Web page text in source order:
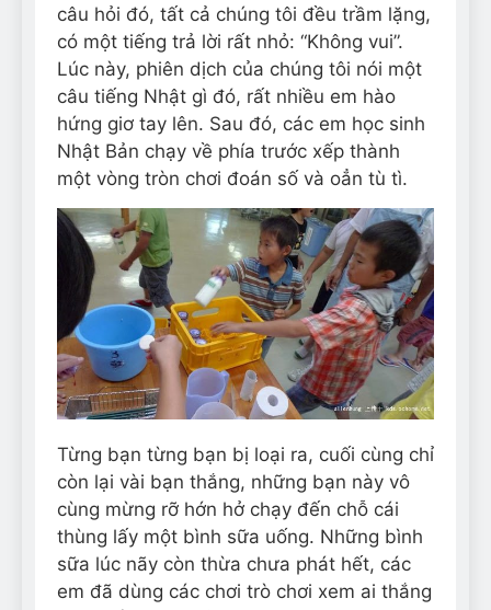
câu hỏi đó, tất cả chúng tôi đều trầm lặng,
có một tiếng trả lời rất nhỏ: “Không vui”.
Lúc này, phiên dịch của chúng tôi nói một
câu tiếng Nhật gì đó, rất nhiều em hào
hứng giơ tay lên. Sau đó, các em học sinh
Nhật Bản chạy về phía trước xếp thành
một vòng tròn chơi đoán số và oẳn tù tì.
Từng bạn từng bạn bị loại ra, cuối cùng chỉ
còn lại vài bạn thắng, những bạn này vô
cùng mừng rỡ hớn hở chạy đến chỗ cái
thùng lấy một bình sữa uống. Những bình
sữa lúc nãy còn thừa chưa phát hết, các
em đã dùng các chơi trò chơi xem ai thắng